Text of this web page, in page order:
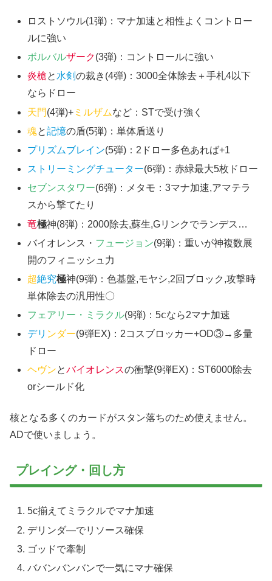
ロストソウル(1弾)：マナ加速と相性よくコントロー
ルに強い
ボルバルザーク(3弾)：コントロールに強い
炎槍と 水剣の裁き(4弾)：3000全体除去＋手札4以下
ならドロー
天門(4弾)+ ミルザムなど：STで受け強く
魂と記憶の盾(5弾)：単体盾送り
プリズムブレイン(5弾)：2ドロー多色あれば+1
ストリーミングチューター(6弾)：赤緑最大5枚ドロー
セブンスタワー(6弾)：メタモ：3マナ加速,アマテラ
スから撃てたり
竜極神(8弾)：2000除去,蘇生,Gリンクでランデス…
バイオレンス・ フュージョン(9弾)：重いが神複数展
開のフィニッシュ力
超絶究極神(9弾)：色基盤,モヤシ,2回ブロック,攻撃時
単体除去の汎用性〇
フェアリー・ミラクル(9弾)：5ⅽなら2マナ加速
デリ ンダー(9弾EX)：2コスブロッカー+OD③→多量
ドロー
ヘヴンとバイオレンスの衝撃(9弾EX)：ST6000除去
orシールド化
核となる多くのカードがスタン落ちのため使えません。
ADで使いましょう。
プレイング・回し方
5c揃えてミラクルでマナ加速
デリンダ―でリソース確保
ゴッドで牽制
ババンバンバンで一気にマナ確保